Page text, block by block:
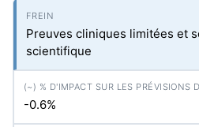
Preuves cliniques limitées et
scientifique
-0.6%